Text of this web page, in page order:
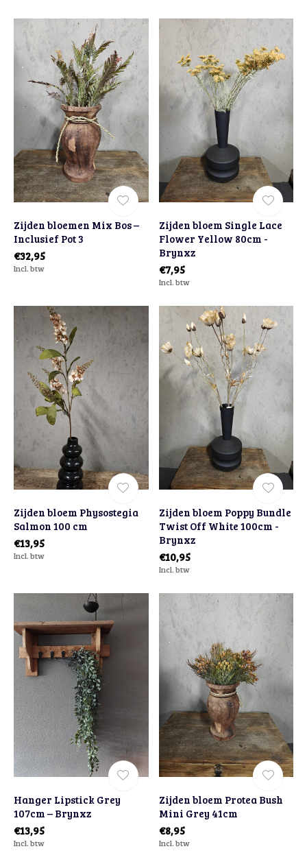
Zijden bloemen Mix Bos –
Inclusief Pot 3
€32,95
Incl. btw
Zijden bloem Single Lace
Flower Yellow 80cm -
Brynxz
€7,95
Incl. btw
Zijden bloem Physostegia
Salmon 100 cm
€13,95
Incl. btw
Zijden bloem Poppy Bundle
Twist Off White 100cm -
Brynxz
€10,95
Incl. btw
Hanger Lipstick Grey
107cm – Brynxz
€13,95
Incl. btw
Zijden bloem Protea Bush
Mini Grey 41cm
€8,95
Incl. btw